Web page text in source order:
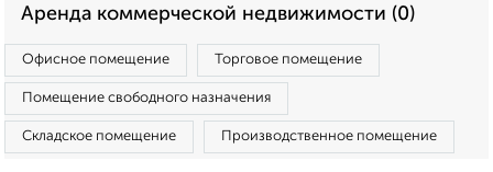
Аренда коммерческой недвижимости (0)
Офисное помещение Торговое помещение
Помещение свободного назначения
Складское помещение Производственное помещение